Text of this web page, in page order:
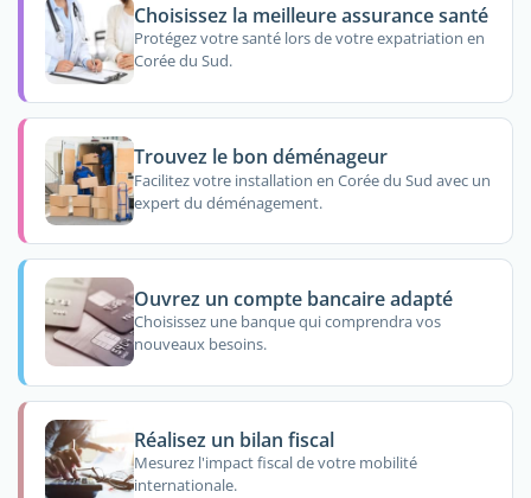
Choisissez la meilleure assurance santé
Protégez votre santé lors de votre expatriation en
Corée du Sud.
Trouvez le bon déménageur
Facilitez votre installation en Corée du Sud avec un
expert du déménagement.
Ouvrez un compte bancaire adapté
Choisissez une banque qui comprendra vos
nouveaux besoins.
Réalisez un bilan fiscal
Mesurez l'impact fiscal de votre mobilité
internationale.